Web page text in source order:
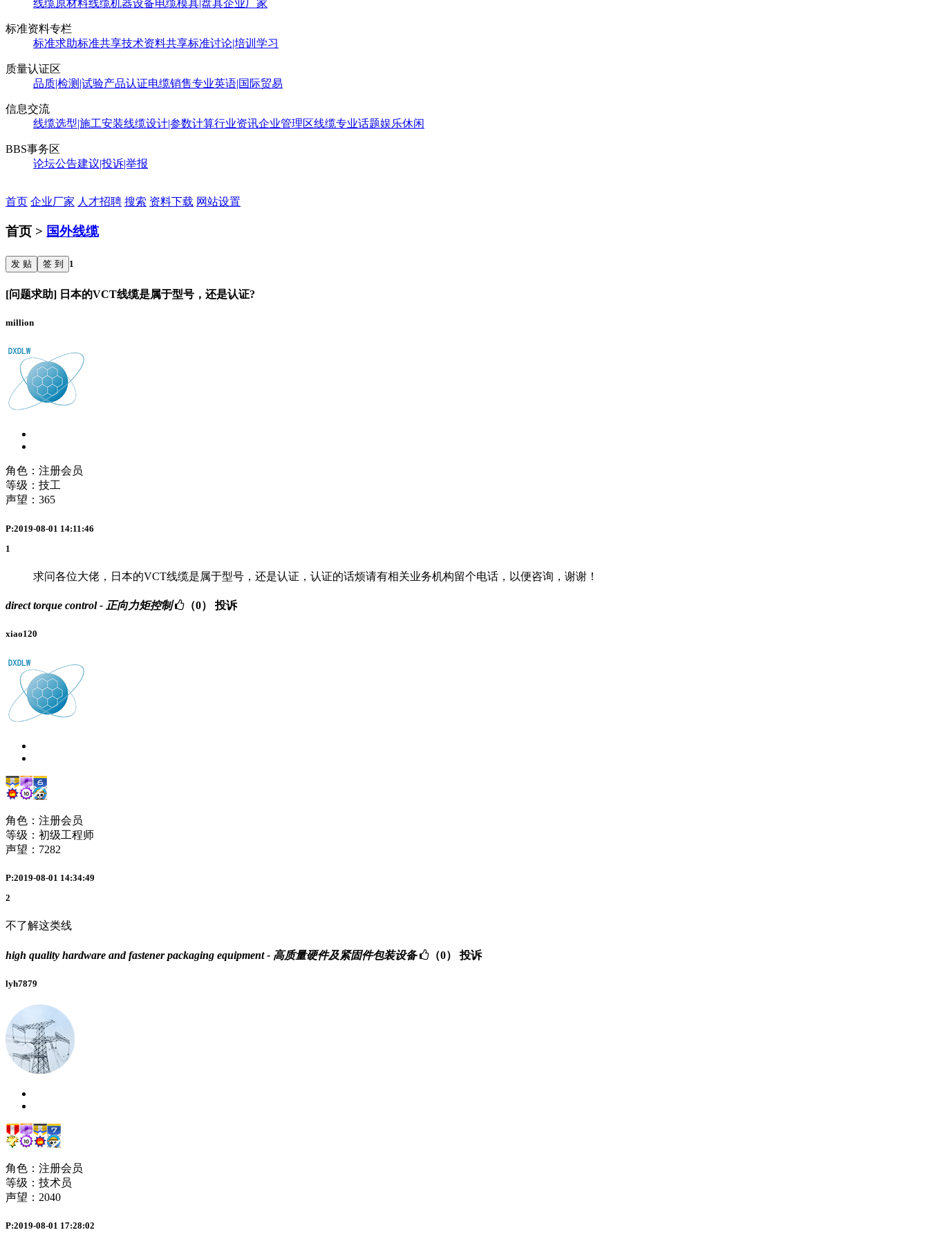
线缆原材料线缆机器设备电缆模具|盘具企业厂家
标准资料专栏
标准求助标准共享技术资料共享标准讨论|培训学习
质量认证区
品质|检测|试验产品认证电缆销售专业英语|国际贸易
信息交流
线缆选型|施工安装线缆设计|参数计算行业资讯企业管理区线缆专业话题娱乐休闲
BBS事务区
论坛公告建议|投诉|举报
首页 企业厂家 人才招聘 搜索 资料下载 网站设置
首页 > 国外线缆
发 贴 签 到 1
[问题求助] 日本的VCT线缆是属于型号，还是认证?
million
角色：注册会员
等级：技工
声望： 365
P:2019-08-01 14:11:46
1
求问各位大佬，日本的VCT线缆是属于型号，还是认证，认证的话烦请有相关业务机构留个电话，以便咨询，谢谢！
direct torque control - 正向力矩控制 （0） 投诉
xiao120
角色：注册会员
等级：初级工程师
声望： 7282
P:2019-08-01 14:34:49
2
不了解这类线
high quality hardware and fastener packaging equipment - 高质量硬件及紧固件包装设备 （0） 投诉
lyh7879
角色：注册会员
等级：技术员
声望： 2040
P:2019-08-01 17:28:02